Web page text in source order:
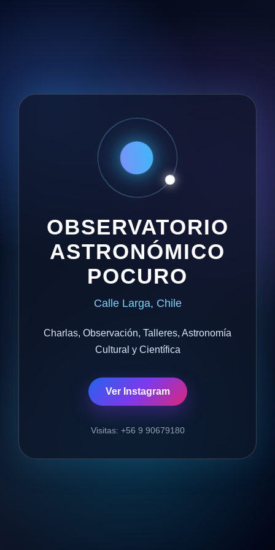
OBSERVATORIO
ASTRONÓMICO
POCURO
Calle Larga, Chile
Charlas, Observación, Talleres, Astronomía
Cultural y Científica
Ver Instagram
Visitas: +56 9 90679180